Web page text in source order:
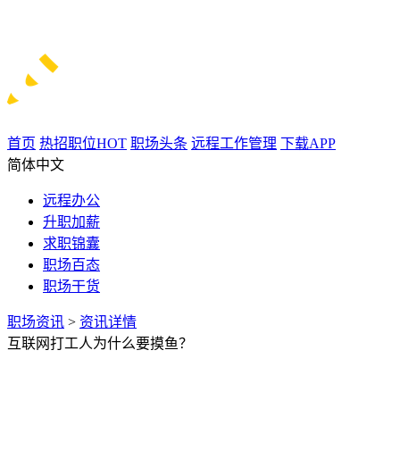
首页 热招职位HOT 职场头条 远程工作管理 下载APP
简体中文
远程办公
升职加薪
求职锦囊
职场百态
职场干货
职场资讯 > 资讯详情
互联网打工人为什么要摸鱼？